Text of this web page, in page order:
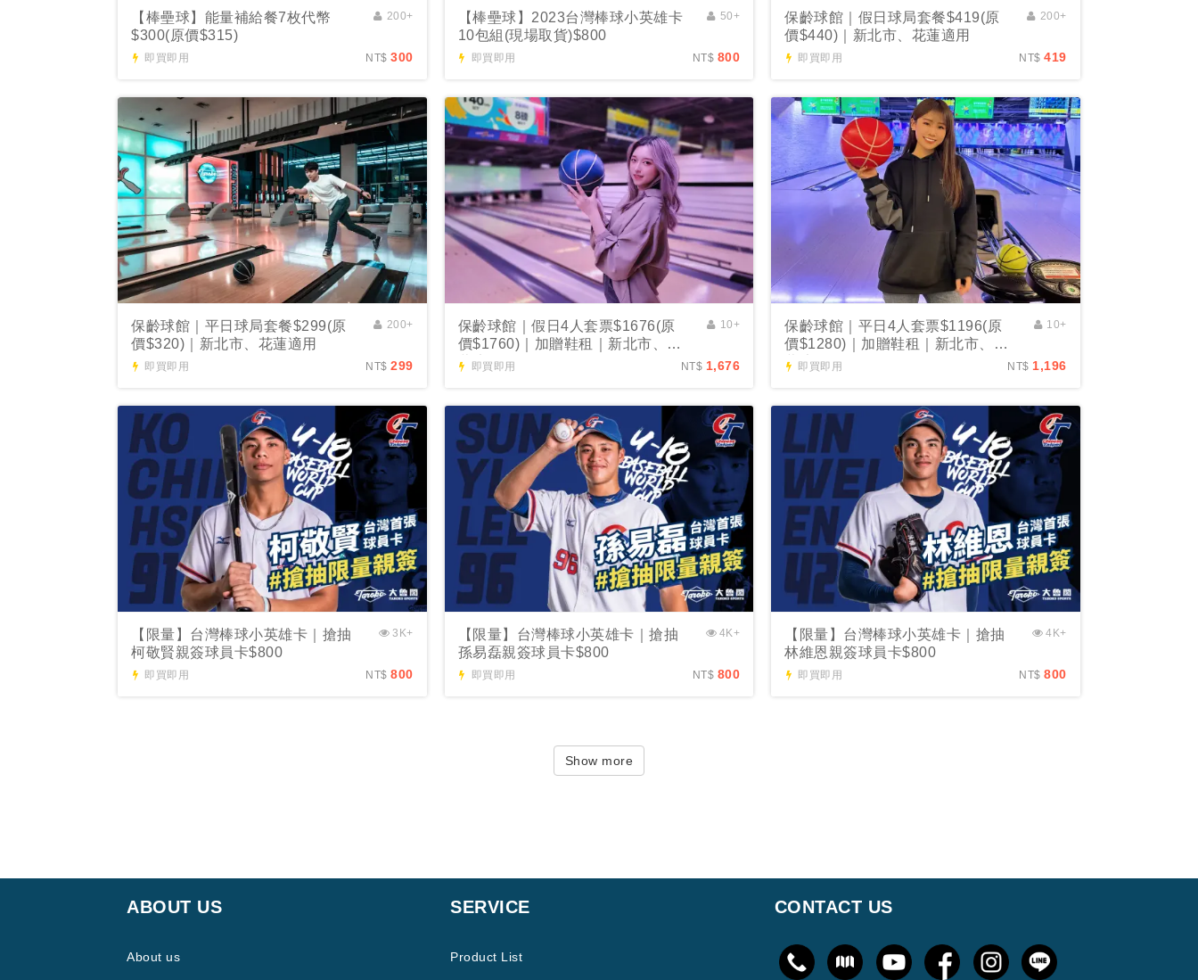
【棒壘球】能量補給餐7枚代幣
$300(原價$315)
即買即用
200+
NT$300
【棒壘球】2023台灣棒球小英雄卡
10包組(現場取貨)$800
即買即用
50+
NT$ 800
保齡球館｜假日球局套餐$419(原
價$440)｜新北市、花蓮適用
即買即用
200+
NT$419
保齡球館｜平日球局套餐$299(原
價$320)｜新北市、花蓮適用
即買即用
200+
NT$299
保齡球館｜假日4人套票$1676(原
價$1760)｜加贈鞋租｜新北市、花
蓮適用
即買即用
10+
NT$ 1,676
保齡球館｜平日4人套票$1196(原
價$1280)｜加贈鞋租｜新北市、花
蓮適用
即買即用
10+
NT$1,196
【限量】台灣棒球小英雄卡｜搶抽
柯敬賢親簽球員卡$800
即買即用
3K+
NT$800
【限量】台灣棒球小英雄卡｜搶抽
孫易磊親簽球員卡$800
即買即用
4K+
NT$ 800
【限量】台灣棒球小英雄卡｜搶抽
林維恩親簽球員卡$800
即買即用
4K+
NT$800
Show more
ABOUT US
About us
SERVICE
Product List
CONTACT US